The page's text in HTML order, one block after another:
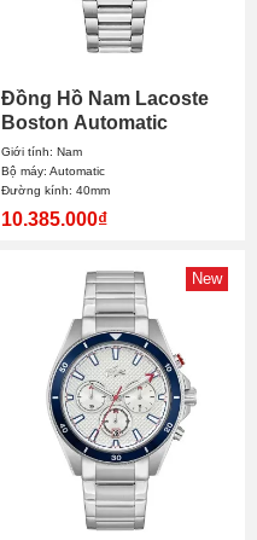
Đồng Hồ Nam Lacoste
Boston Automatic
2011376 40mm
Giới tính: Nam
Bộ máy: Automatic
Đường kính: 40mm
10.385.000₫
New